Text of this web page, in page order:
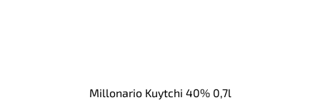
Millonario Kuytchi 40% 0,7l